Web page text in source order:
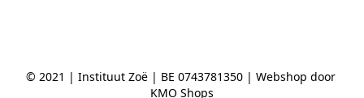
© 2021 | Instituut Zoë | BE 0743781350 | Webshop door
KMO Shops